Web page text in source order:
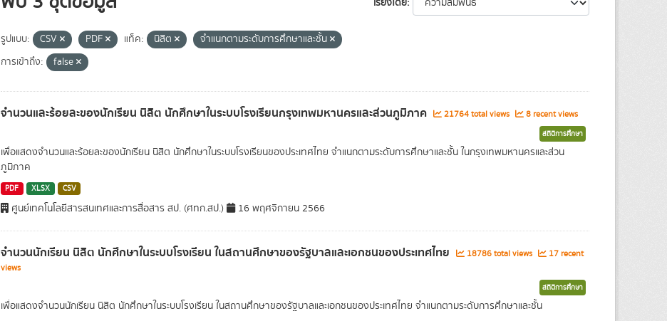
เรียงโดย
รูปแบบ: CSV PDF แท็ค: นิสิต
จำแนกตามระดับการศึกษาและชั้น
การเข้าถึง:
false
จำนวนและร้อยละของนักเรียน นิสิต นักศึกษาในระบบโรงเรียนกรุงเทพมหานครและส่วนภูมิภาค 21764 total views 8 recent views
สถิติการศึกษา
เพื่อแสดงจำนวนและร้อยละของนักเรียน นิสิต นักศึกษาในระบบโรงเรียนของประเทศไทย จำแนกตามระดับการศึกษาและชั้น ในกรุงเทพมหานครและส่วน
ภูมิภาค
PDF XLSX CSV
ศูนย์เทคโนโลยีสารสนเทศและการสื่อสาร สป. (ศทก.สป.) 16 พฤศจิกายน 2566
จำนวนนักเรียน นิสิต นักศึกษาในระบบโรงเรียน ในสถานศึกษาของรัฐบาลและเอกชนของประเทศไทย 18786 total views
17 recent
views
สถิติการศึกษา
เพื่อแสดงจำนวนนักเรียน นิสิต นักศึกษาในระบบโรงเรียน ในสถานศึกษาของรัฐบาลและเอกชนของประเทศไทย จำแนกตามระดับการศึกษาและชั้น